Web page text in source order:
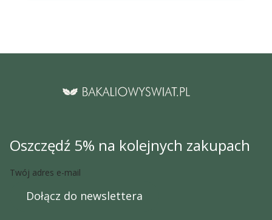
Oszczędź 5% na kolejnych zakupach
Twój adres e-mail
Dołącz do newslettera